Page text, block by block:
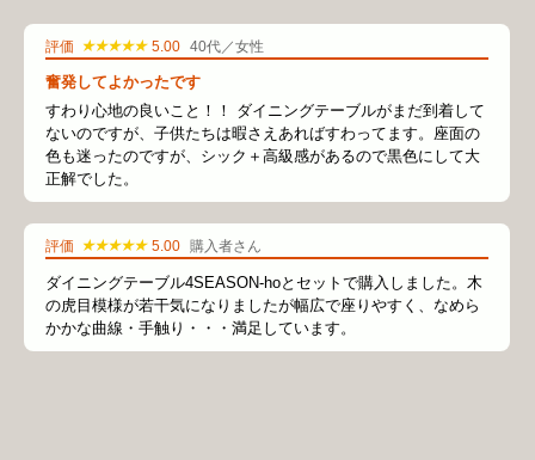
評価 ★★★★★ 5.00 40代／女性
奮発してよかったです
すわり心地の良いこと！！ ダイニングテーブルがまだ到着して
ないのですが、子供たちは暇さえあればすわってます。座面の
色も迷ったのですが、シック＋高級感があるので黒色にして大
正解でした。
評価 ★★★★★ 5.00 購入者さん
ダイニングテーブル4SEASON-hoとセットで購入しました。木
の虎目模様が若干気になりましたが幅広で座りやすく、なめら
かかな曲線・手触り・・・満足しています。